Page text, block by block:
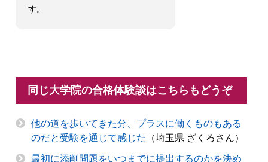
す。
同じ大学院の合格体験談はこちらもどうぞ
他の道を歩いてきた分、プラスに働くものもある
のだと受験を通じて感じた （埼玉県 ざくろさん）
最初に添削問題をいつまでに提出するのかを決め